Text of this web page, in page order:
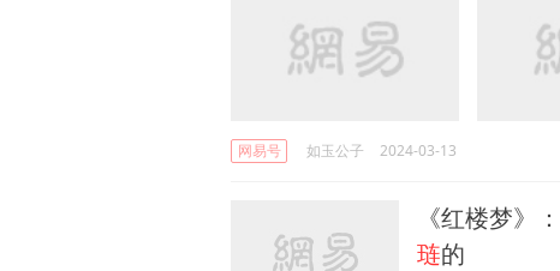
网易号 如玉公子 2024-03-13
《红楼梦》：
琏的